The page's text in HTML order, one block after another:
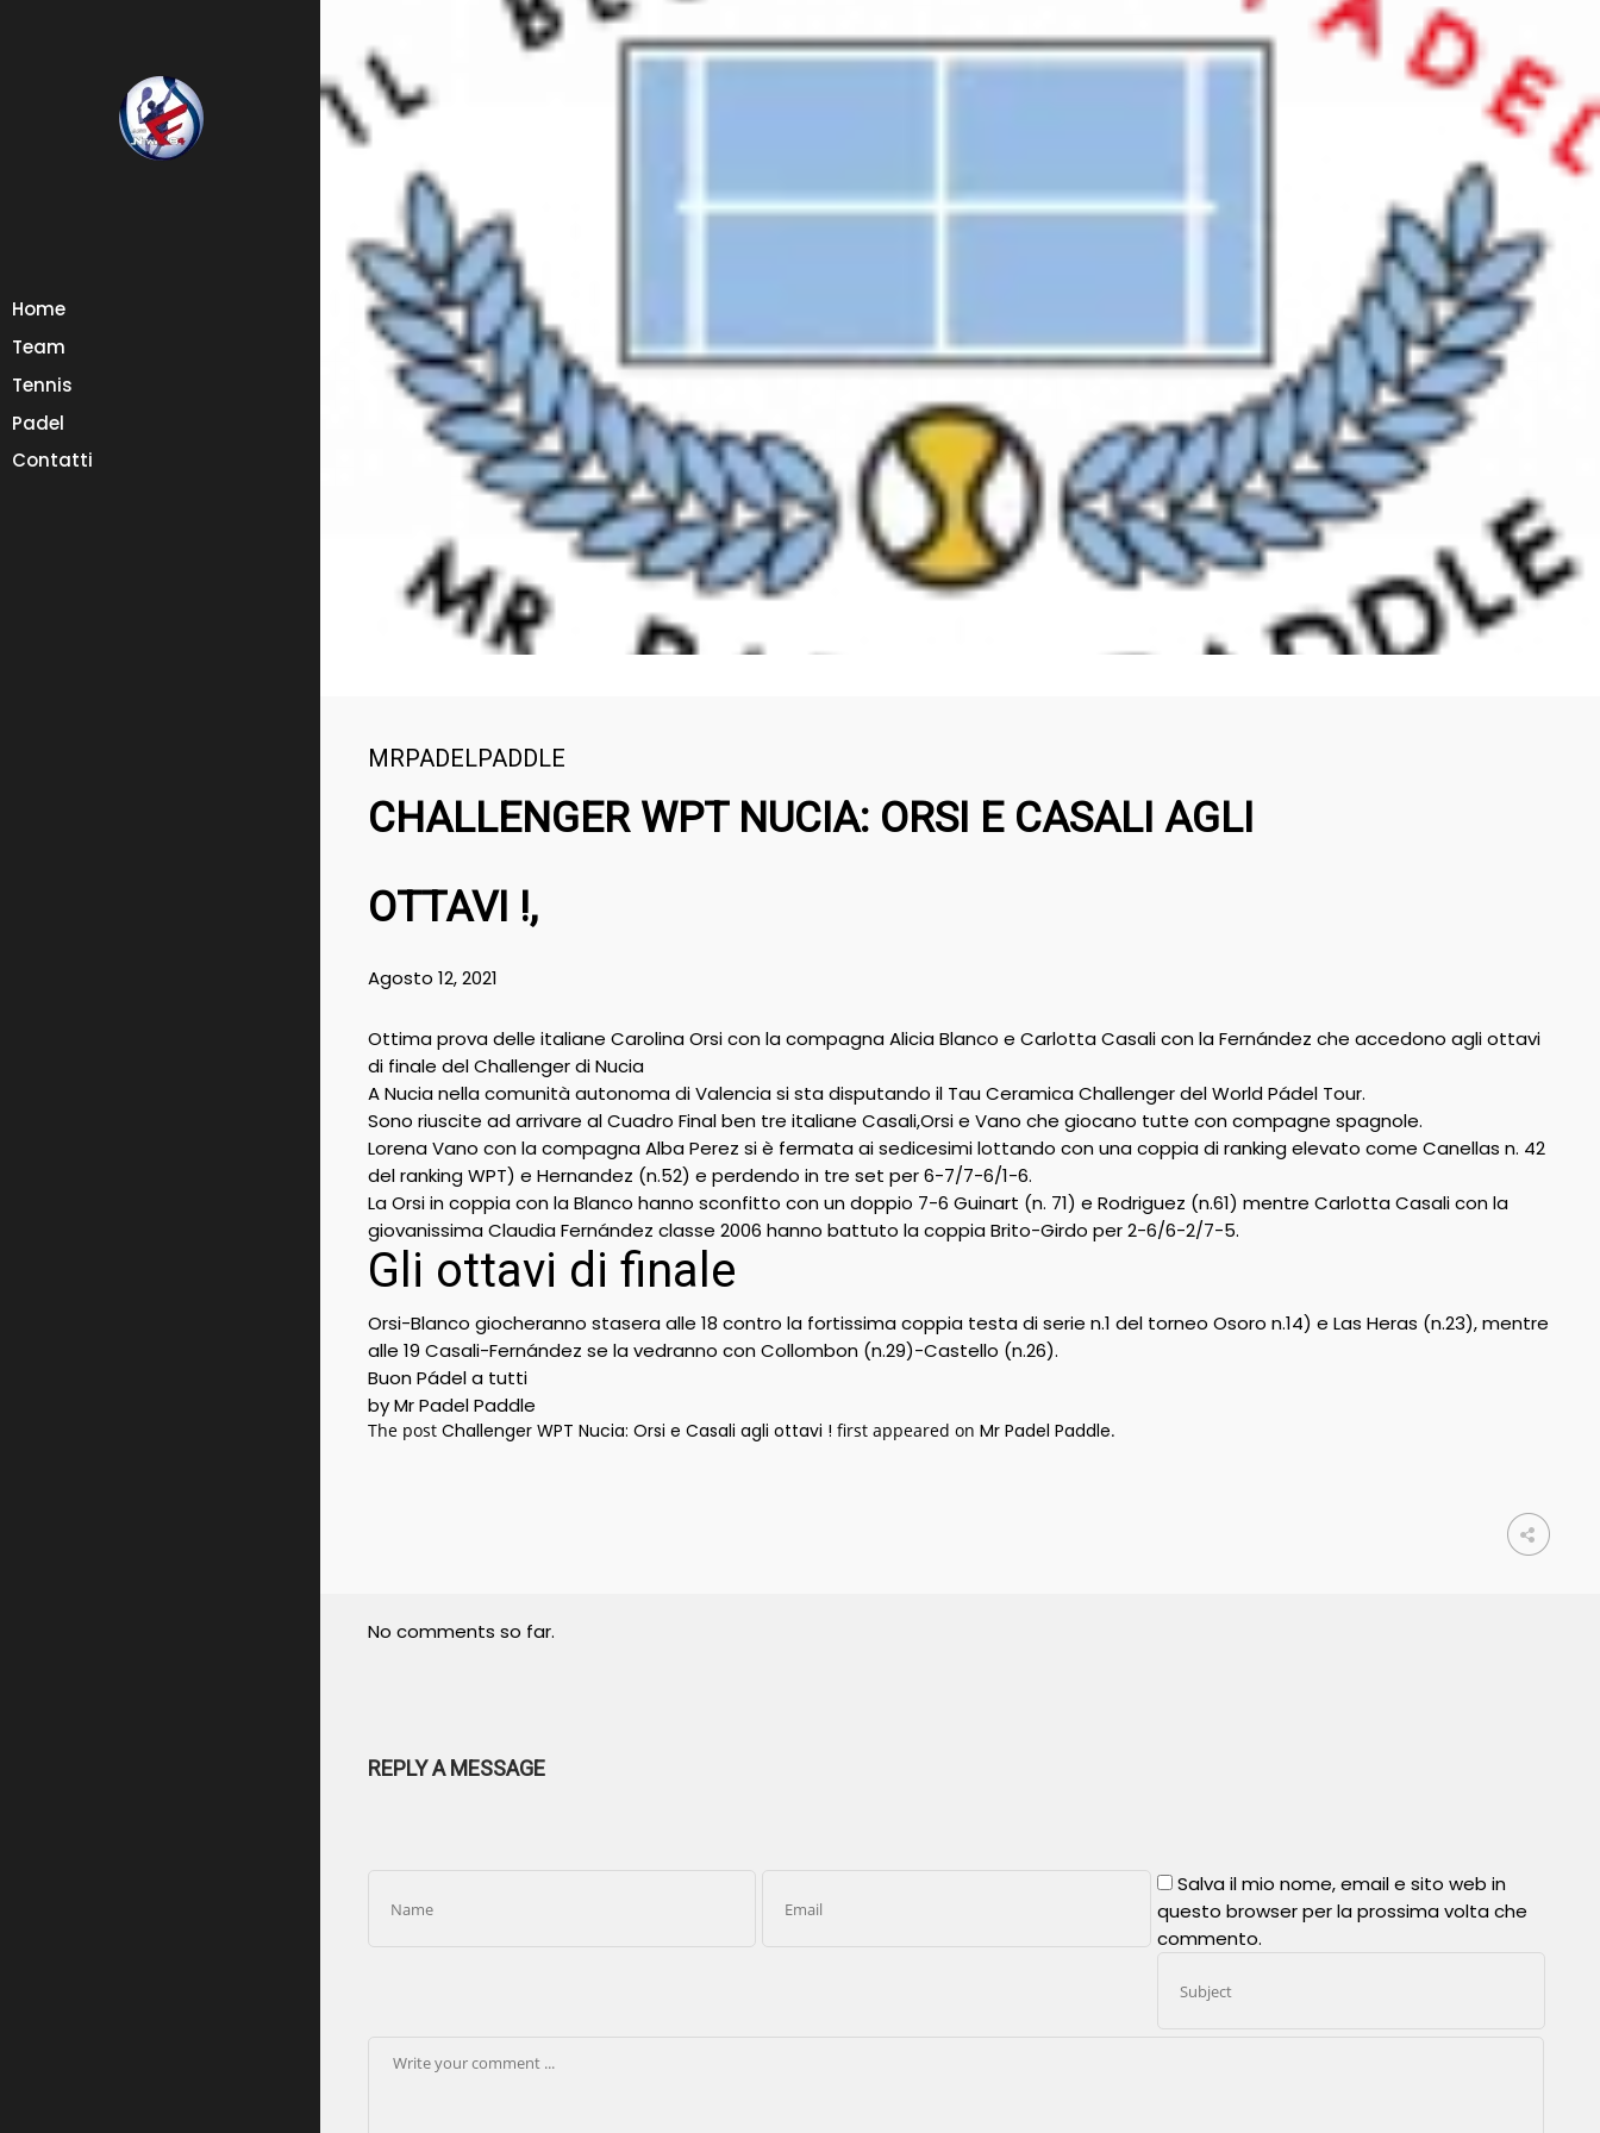
Home
Team
Tennis
Padel
Contatti
MRPADELPADDLE
CHALLENGER WPT NUCIA: ORSI E CASALI AGLI
OTTAVI !,
Agosto 12, 2021
Ottima prova delle italiane Carolina Orsi con la compagna Alicia Blanco e Carlotta Casali con la Fernández che accedono agli ottavi
di finale del Challenger di Nucia
A Nucia nella comunità autonoma di Valencia si sta disputando il Tau Ceramica Challenger del World Pádel Tour.
Sono riuscite ad arrivare al Cuadro Final ben tre italiane Casali,Orsi e Vano che giocano tutte con compagne spagnole.
Lorena Vano con la compagna Alba Perez si è fermata ai sedicesimi lottando con una coppia di ranking elevato come Canellas n. 42
del ranking WPT) e Hernandez (n.52) e perdendo in tre set per 6-7/7-6/1-6.
La Orsi in coppia con la Blanco hanno sconfitto con un doppio 7-6 Guinart (n. 71) e Rodriguez (n.61) mentre Carlotta Casali con la
giovanissima Claudia Fernández classe 2006 hanno battuto la coppia Brito-Girdo per 2-6/6-2/7-5.
Gli ottavi di finale
Orsi-Blanco giocheranno stasera alle 18 contro la fortissima coppia testa di serie n.1 del torneo Osoro n.14) e Las Heras (n.23), mentre
alle 19 Casali-Fernández se la vedranno con Collombon (n.29)-Castello (n.26).
Buon Pádel a tutti
by Mr Padel Paddle
The post Challenger WPT Nucia: Orsi e Casali agli ottavi ! first appeared on Mr Padel Paddle.
No comments so far.
REPLY A MESSAGE
Salva il mio nome, email e sito web in
questo browser per la prossima volta che
commento.